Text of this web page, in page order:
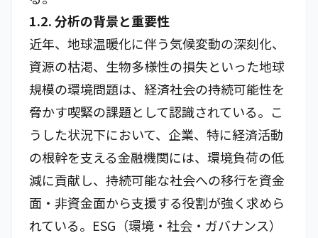
1.2. 分析の背景と重要性
近年、地球温暖化に伴う気候変動の深刻化、
資源の枯渇、生物多様性の損失といった地球
規模の環境問題は、経済社会の持続可能性を
脅かす喫緊の課題として認識されている。こ
うした状況下において、企業、特に経済活動
の根幹を支える金融機関には、環境負荷の低
減に貢献し、持続可能な社会への移行を資金
面・非資金面から支援する役割が強く求めら
れている。ESG（環境・社会・ガバナンス）